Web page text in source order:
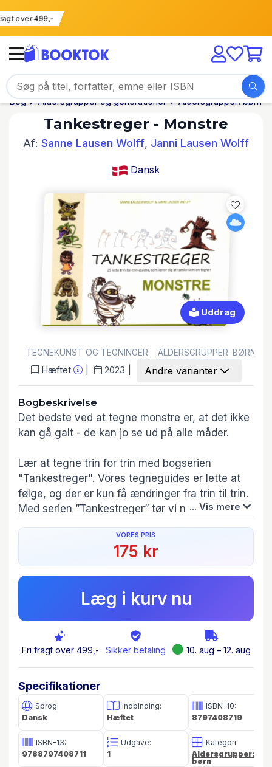
fragt over 499,-
Bog Aldersgrupper og generationer Aldersgrupper: børn
Tankestreger - Monstre
Af: Sanne Lausen Wolff, Janni Lausen Wolff
Dansk
Uddrag
TEGNEKUNST OG TEGNINGER
ALDERSGRUPPER: BØRN
Hæftet 2023 Andre varianter
Bogbeskrivelse
Det bedste ved at tegne monstre er, at det ikke
kan gå galt - de kan jo se ud på alle måder.
Lær at tegne trin for trin med bogserien
"Tankestreger". Vores tegneguides er lette at
følge, og der er kun få ændringer fra trin til trin.
Med serien ”Tankestreger” tør vi næsten
garantere, at du kan tegne. Du vil få succes fra
første tegning, og for hver tegning vil
teknikkerne blive lettere at anvende, og du vil
blive en bedre tegner.
... Vis mere
VORES PRIS
175 kr
Læg i kurv nu
Fri fragt over 499,- Sikker betaling 10. aug – 12. aug
Specifikationer
Sprog:
Dansk
ISBN-13:
9788797408711
Indbinding:
Hæftet
Udgave:
1
ISBN-10:
8797408719
Kategori:
Aldersgrupper:
børn